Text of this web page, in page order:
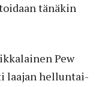
tänäkin
Pew
laajan helluntai-